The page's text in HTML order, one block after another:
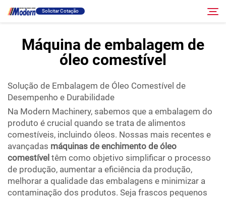
Solicitar Cotação
Envase E Embalagem
Sobre
Vídeo
Contato
Pesquisar
Máquina de embalagem de
óleo comestível
Solução de Embalagem de Óleo Comestível de
Desempenho e Durabilidade
Na Modern Machinery, sabemos que a embalagem do
produto é crucial quando se trata de alimentos
comestíveis, incluindo óleos. Nossas mais recentes e
avançadas máquinas de enchimento de óleo
comestível têm como objetivo simplificar o processo
de produção, aumentar a eficiência da produção,
melhorar a qualidade das embalagens e minimizar a
contaminação dos produtos. Seja frascos pequenos